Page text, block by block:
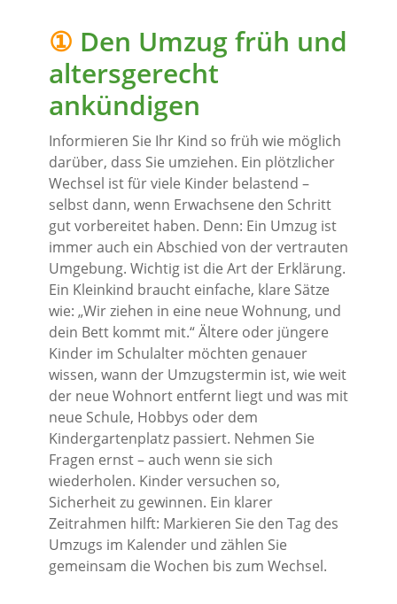
① Den Umzug früh und
altersgerecht
ankündigen
Informieren Sie Ihr Kind so früh wie möglich
darüber, dass Sie umziehen. Ein plötzlicher
Wechsel ist für viele Kinder belastend –
selbst dann, wenn Erwachsene den Schritt
gut vorbereitet haben. Denn: Ein Umzug ist
immer auch ein Abschied von der vertrauten
Umgebung. Wichtig ist die Art der Erklärung.
Ein Kleinkind braucht einfache, klare Sätze
wie: „Wir ziehen in eine neue Wohnung, und
dein Bett kommt mit.“ Ältere oder jüngere
Kinder im Schulalter möchten genauer
wissen, wann der Umzugstermin ist, wie weit
der neue Wohnort entfernt liegt und was mit
neue Schule, Hobbys oder dem
Kindergartenplatz passiert. Nehmen Sie
Fragen ernst – auch wenn sie sich
wiederholen. Kinder versuchen so,
Sicherheit zu gewinnen. Ein klarer
Zeitrahmen hilft: Markieren Sie den Tag des
Umzugs im Kalender und zählen Sie
gemeinsam die Wochen bis zum Wechsel.